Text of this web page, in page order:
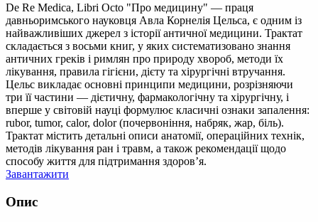
De Re Medica, Libri Octo "Про медицину" — праця
давньоримського науковця Авла Корнелія Цельса, є одним із
найважливіших джерел з історії античної медицини. Трактат
складається з восьми книг, у яких систематизовано знання
античних греків і римлян про природу хвороб, методи їх
лікування, правила гігієни, дієту та хірургічні втручання.
Цельс викладає основні принципи медицини, розрізняючи
три її частини — дієтичну, фармакологічну та хірургічну, і
вперше у світовій науці формулює класичні ознаки запалення:
rubor, tumor, calor, dolor (почервоніння, набряк, жар, біль).
Трактат містить детальні описи анатомії, операційних технік,
методів лікування ран і травм, а також рекомендації щодо
способу життя для підтримання здоров’я.
Завантажити
Опис